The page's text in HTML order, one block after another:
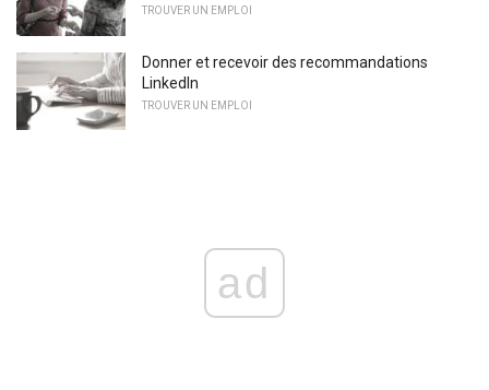
TROUVER UN EMPLOI
Donner et recevoir des recommandations
LinkedIn
TROUVER UN EMPLOI
ad